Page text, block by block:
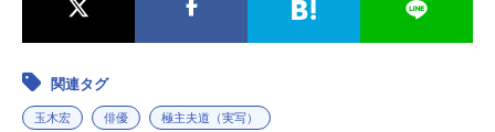
関連タグ
玉木宏 俳優 極主夫道（実写）